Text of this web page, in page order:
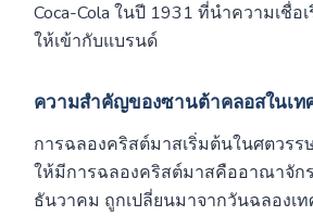
Coca-Cola ในปี 1931 ที่นำความเชื่อ
ให้เข้ากับแบรนด์
ความสำคัญของซานต้าคลอสในเท
การฉลองคริสต์มาสเริ่มต้นในศตวร
ให้มีการฉลองคริสต์มาสคืออาณาจัก
ธันวาคม ถูกเปลี่ยนมาจากวันฉลองเ